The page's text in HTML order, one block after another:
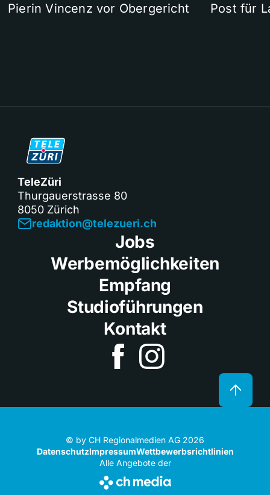
Pierin Vincenz vor Obergericht
Post für
TeleZüri
Thurgauerstrasse 80
8050 Zürich
redaktion@telezueri.ch
Jobs
Werbemöglichkeiten
Empfang
Studioführungen
Kontakt
© by CH Regionalmedien AG 2026
DatenschutzImpressumWettbewerbsrichtlinien
Alle Angebote der